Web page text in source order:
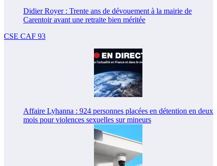
Didier Royer : Trente ans de dévouement à la mairie de
Carentoir avant une retraite bien méritée
CSE CAF 93
Affaire Lyhanna : 924 personnes placées en détention en deux
mois pour violences sexuelles sur mineurs